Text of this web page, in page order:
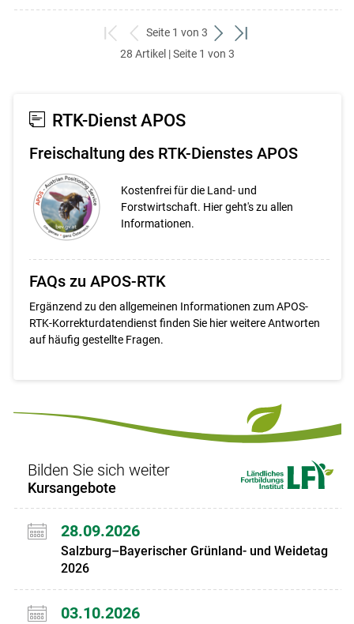
zum
ersten
zurück
zum
Seite 1 von 3
weiter
zum
zum
28 Artikel | Seite 1 von 3
RTK-Dienst APOS
Freischaltung des RTK-Dienstes APOS
Kostenfrei für die Land- und
Forstwirtschaft. Hier geht's zu allen
Informationen.
FAQs zu APOS-RTK
Ergänzend zu den allgemeinen Informationen zum APOS-
RTK-Korrekturdatendienst finden Sie hier weitere Antworten
auf häufig gestellte Fragen.
Bilden Sie sich weiter
Kursangebote
28.09.2026
Salzburg–Bayerischer Grünland- und Weidetag
2026
03.10.2026